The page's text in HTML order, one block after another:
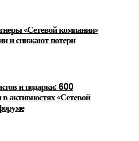
«Сетевой компании»
и снижают потери
и подарки: 600
активностях «Сетевой